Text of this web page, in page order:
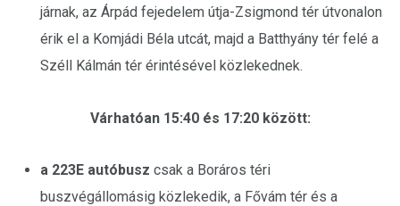
járnak, az Árpád fejedelem útja-Zsigmond tér útvonalon
érik el a Komjádi Béla utcát, majd a Batthyány tér felé a
Széll Kálmán tér érintésével közlekednek.
Várhatóan 15:40 és 17:20 között:
a 223E autóbusz csak a Boráros téri
buszvégállomásig közlekedik, a Fővám tér és a